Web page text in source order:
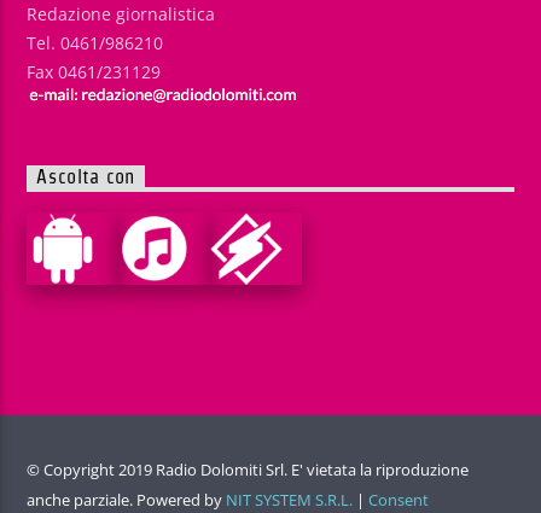
Redazione giornalistica
Tel. 0461/986210
Fax 0461/231129
Ascolta con
© Copyright 2019 Radio Dolomiti Srl. E' vietata la riproduzione
anche parziale. Powered by NIT SYSTEM S.R.L. | Consent